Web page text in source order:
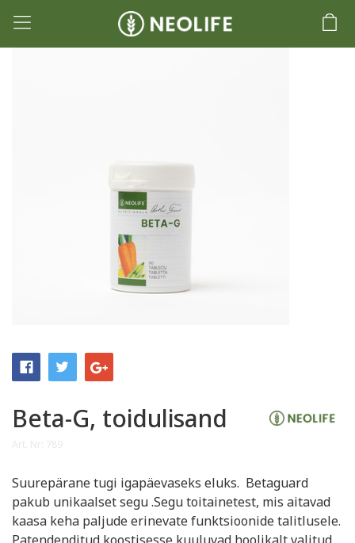
Beta-G, toidulisand
Suurepärane tugi igapäevaseks eluks. Betaguard
pakub unikaalset segu .Segu toitainetest, mis aitavad
kaasa keha paljude erinevate funktsioonide talitlusele.